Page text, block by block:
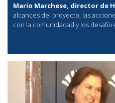
Mario Marchese, director de
alcances del proyecto, las
con la comunidadad y los